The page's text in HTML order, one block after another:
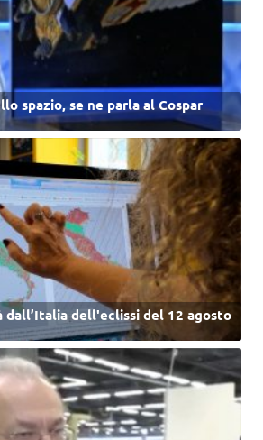
spazio, se ne parla al Cospar
dall’Italia dell'eclissi del 12 agosto